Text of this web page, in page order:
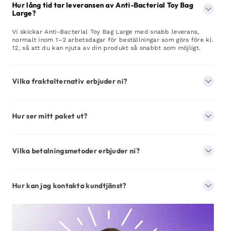
Hur lång tid tar leveransen av Anti-Bacterial Toy Bag
Large?
Vi skickar Anti-Bacterial Toy Bag Large med snabb leverans,
normalt inom 1–2 arbetsdagar för beställningar som görs före kl.
12, så att du kan njuta av din produkt så snabbt som möjligt.
Vilka fraktalternativ erbjuder ni?
Hur ser mitt paket ut?
Vilka betalningsmetoder erbjuder ni?
Hur kan jag kontakta kundtjänst?